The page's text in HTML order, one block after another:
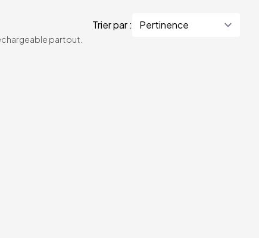
partout.
Trier par :